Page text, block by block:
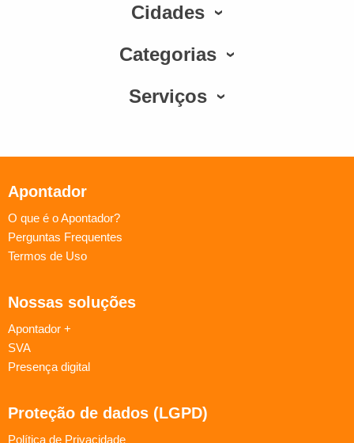
Cidades
Categorias
Serviços
Apontador
O que é o Apontador?
Perguntas Frequentes
Termos de Uso
Nossas soluções
Apontador +
SVA
Presença digital
Proteção de dados (LGPD)
Política de Privacidade